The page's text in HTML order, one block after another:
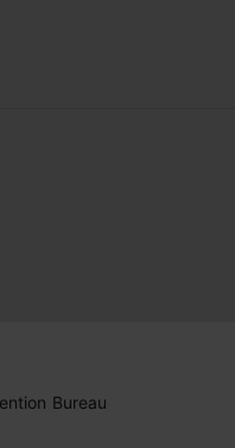
Bureau